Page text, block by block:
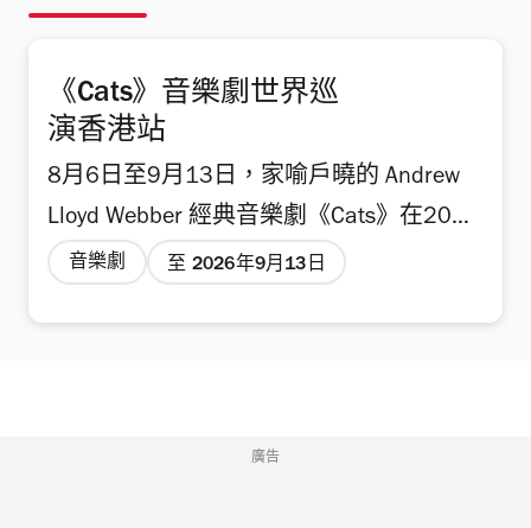
《Cats》音樂劇世界巡
演香港站
8月6日至9月13日，家喻戶曉的 Andrew
Lloyd Webber 經典音樂劇《Cats》在2026
年夏季強勢回歸香港，在西九文化區戲曲
傑作，足跡遍及全球30多個國家，並翻譯
音樂劇 至 2026年9月13日
廣告